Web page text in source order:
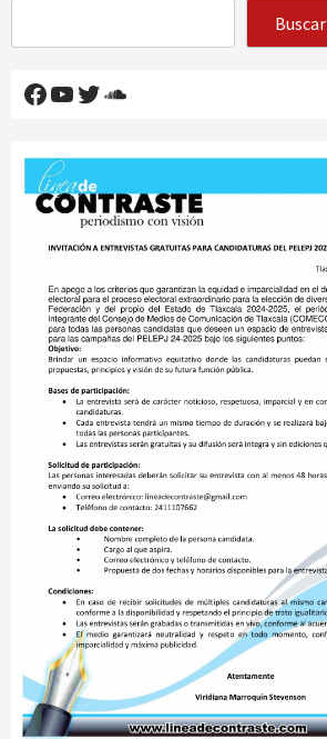
Buscar
Facebook
YouTube
Twitter
SoundCloud